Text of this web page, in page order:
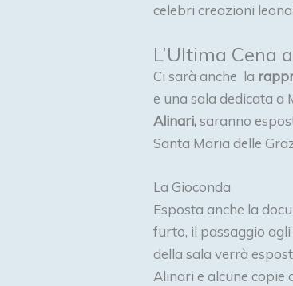
celebri creazioni
L’Ultima Cena
Ci sarà anche la
e una sala dedicata a
Alinari,saranno
Santa Maria delle
La Gioconda
Esposta anche la
furto, il passaggio
della sala verrà
Alinari e alcune copie